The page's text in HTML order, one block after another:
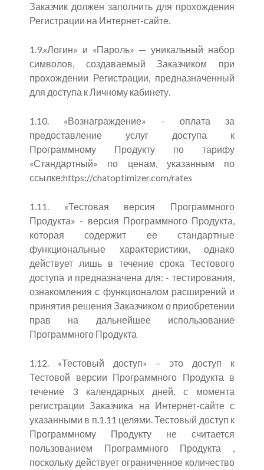
Заказчик должен заполнить для прохождения
Регистрации на Интернет-сайте.
1.9.«Логин» и «Пароль» — уникальный набор
символов, создаваемый Заказчиком при
прохождении Регистрации, предназначенный
для доступа к Личному кабинету.
1.10. «Вознаграждение» - оплата за
предоставление услуг доступа к
Программному Продукту по тарифу
«Стандартный» по ценам, указанным по
ссылке:https://chatoptimizer.com/rates
1.11. «Тестовая версия Программного
Продукта» - версия Программного Продукта,
которая содержит ее стандартные
функциональные характеристики, однако
действует лишь в течение срока Тестового
доступа и предназначена для: - тестирования,
ознакомления с функционалом расширений и
принятия решения Заказчиком о приобретении
прав на дальнейшее использование
Программного Продукта
1.12. «Тестовый доступ» – это доступ к
Тестовой версии Программного Продукта в
течение 3 календарных дней, с момента
регистрации Заказчика на Интернет-сайте с
указанными в п.1.11 целями. Тестовый доступ к
Программному Продукту не считается
пользованием Программного Продукта ,
поскольку действует ограниченное количество